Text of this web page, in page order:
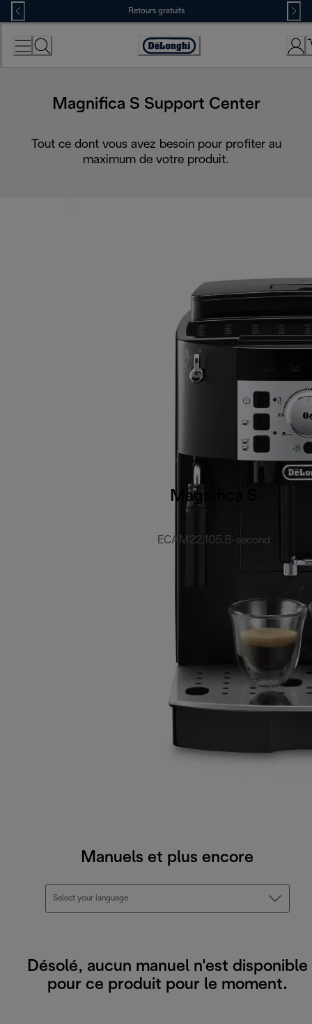
Skip
to
Content
Retours gratuits
Déclaration
Magnifica S Support Center
Tout ce dont vous avez besoin pour profiter au
maximum de votre produit.
Magnifica S
ECAM22.105.B-second
Manuels et plus encore
Select your language
Désolé, aucun manuel n'est disponible
pour ce produit pour le moment.